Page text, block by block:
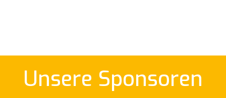
Unsere Sponsoren